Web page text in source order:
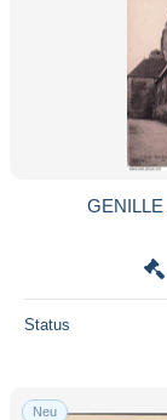
GENILLE
Status
Neu